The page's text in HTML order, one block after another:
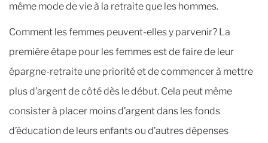
même mode de vie à la retraite que les hommes.
Comment les femmes peuvent-elles y parvenir? La
première étape pour les femmes est de faire de leur
épargne-retraite une priorité et de commencer à mettre
plus d’argent de côté dès le début. Cela peut même
consister à placer moins d’argent dans les fonds
d’éducation de leurs enfants ou d’autres dépenses